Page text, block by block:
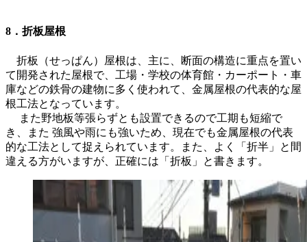
8．折板屋根
折板（せっぱん）屋根は、主に、断面の構造に重点を置い
て開発された屋根で、工場・学校の体育館・カーポート・車
庫などの鉄骨の建物に多く使われて、金属屋根の代表的な屋
根工法となっています。
また野地板等張らずとも設置できるので工期も短縮で
き、また 強風や雨にも強いため、現在でも金属屋根の代表
的な工法として捉えられています。また、よく「折半」と間
違える方がいますが、正確には「折板」と書きます。